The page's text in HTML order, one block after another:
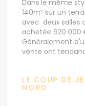
Dans le même
140m² sur un
avec deux salles
achetée 620 000
Généralement
vente ont
LE COUP DE
NORD